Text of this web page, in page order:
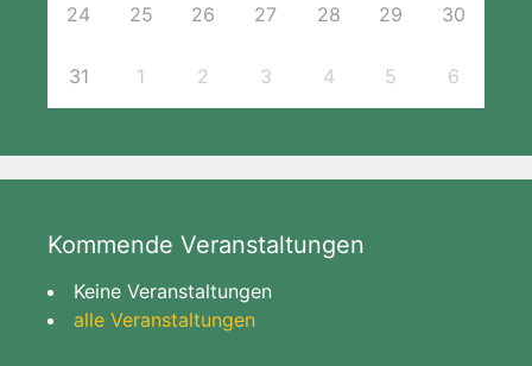
24 25 26 27 28 29 30
31 1 2 3 4 5 6
Kommende Veranstaltungen
Keine Veranstaltungen
alle Veranstaltungen